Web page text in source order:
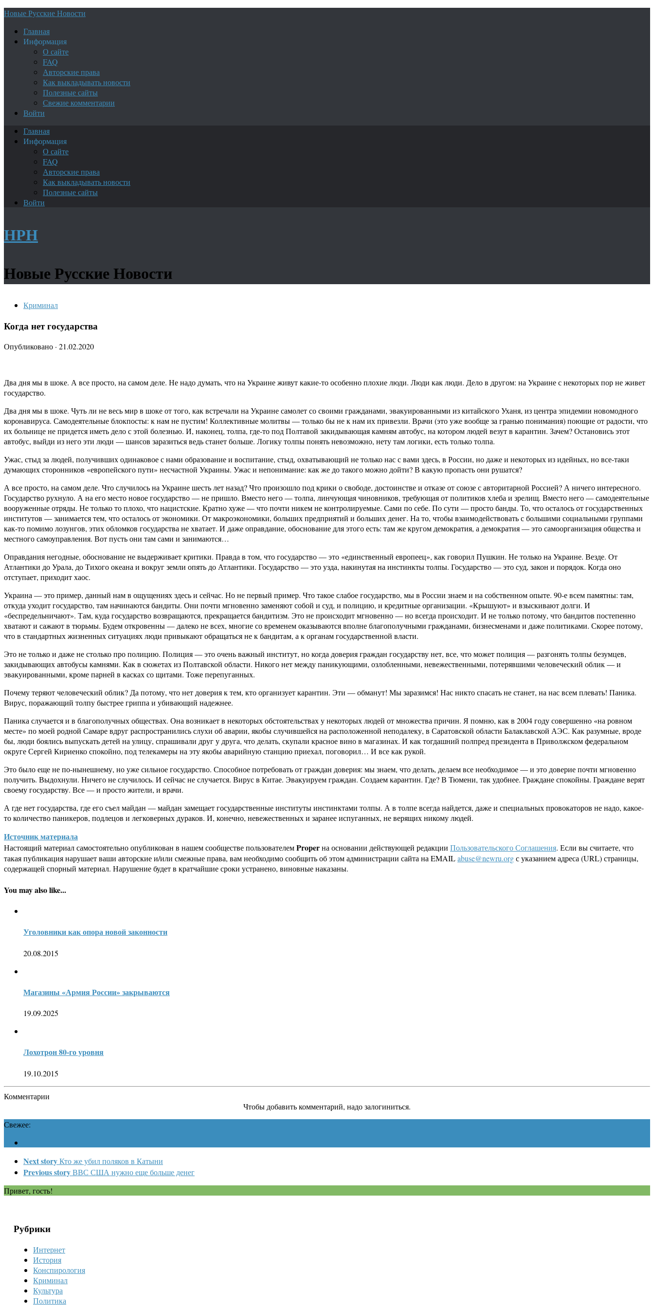
Новые Русские Новости
Главная
Информация
О сайте
FAQ
Авторские права
Как выкладывать новости
Полезные сайты
Свежие комментарии
Войти
Главная
Информация
О сайте
FAQ
Авторские права
Как выкладывать новости
Полезные сайты
Войти
НРН
Новые Русские Новости
Криминал
Когда нет государства
Опубликовано · 21.02.2020
Два дня мы в шоке. А все просто, на самом деле. Не надо думать, что на Украине живут какие-то особенно плохие люди. Люди как люди. Дело в другом: на Украине с некоторых пор не живет
государство.
Два дня мы в шоке. Чуть ли не весь мир в шоке от того, как встречали на Украине самолет со своими гражданами, эвакуированными из китайского Уханя, из центра эпидемии новомодного
коронавируса. Самодеятельные блокпосты: к нам не пустим! Коллективные молитвы — только бы не к нам их привезли. Врачи (это уже вообще за гранью понимания) поющие от радости, что
их больнице не придется иметь дело с этой болезнью. И, наконец, толпа, где-то под Полтавой закидывающая камням автобус, на котором людей везут в карантин. Зачем? Остановись этот
автобус, выйди из него эти люди — шансов заразиться ведь станет больше. Логику толпы понять невозможно, нету там логики, есть только толпа.
Ужас, стыд за людей, получивших одинаковое с нами образование и воспитание, стыд, охватывающий не только нас с вами здесь, в России, но даже и некоторых из идейных, но все-таки
думающих сторонников «европейского пути» несчастной Украины. Ужас и непонимание: как же до такого можно дойти? В какую пропасть они рушатся?
А все просто, на самом деле. Что случилось на Украине шесть лет назад? Что произошло под крики о свободе, достоинстве и отказе от союзе с авторитарной Россией? А ничего интересного.
Государство рухнуло. А на его место новое государство — не пришло. Вместо него — толпа, линчующая чиновников, требующая от политиков хлеба и зрелищ. Вместо него — самодеятельные
вооруженные отряды. Не только то плохо, что нацистские. Кратно хуже — что почти никем не контролируемые. Сами по себе. По сути — просто банды. То, что осталось от государственных
институтов — занимается тем, что осталось от экономики. От макроэкономики, больших предприятий и больших денег. На то, чтобы взаимодействовать с большими социальными группами
как-то помимо лозунгов, этих обломков государства не хватает. И даже оправдание, обоснование для этого есть: там же кругом демократия, а демократия — это самоорганизация общества и
местного самоуправления. Вот пусть они там сами и занимаются…
Оправдания негодные, обоснование не выдерживает критики. Правда в том, что государство — это «единственный европеец», как говорил Пушкин. Не только на Украине. Везде. От
Атлантики до Урала, до Тихого океана и вокруг земли опять до Атлантики. Государство — это узда, накинутая на инстинкты толпы. Государство — это суд, закон и порядок. Когда оно
отступает, приходит хаос.
Украина — это пример, данный нам в ощущениях здесь и сейчас. Но не первый пример. Что такое слабое государство, мы в России знаем и на собственном опыте. 90-е всем памятны: там,
откуда уходит государство, там начинаются бандиты. Они почти мгновенно заменяют собой и суд, и полицию, и кредитные организации. «Крышуют» и взыскивают долги. И
«беспредельничают». Там, куда государство возвращаются, прекращается бандитизм. Это не происходит мгновенно — но всегда происходит. И не только потому, что бандитов постепенно
хватают и сажают в тюрьмы. Будем откровенны — далеко не всех, многие со временем оказываются вполне благополучными гражданами, бизнесменами и даже политиками. Скорее потому,
что в стандартных жизненных ситуациях люди привыкают обращаться не к бандитам, а к органам государственной власти.
Это не только и даже не столько про полицию. Полиция — это очень важный институт, но когда доверия граждан государству нет, все, что может полиция — разгонять толпы безумцев,
закидывающих автобусы камнями. Как в сюжетах из Полтавской области. Никого нет между паникующими, озлобленными, невежественными, потерявшими человеческий облик — и
эвакуированными, кроме парней в касках со щитами. Тоже перепуганных.
Почему теряют человеческий облик? Да потому, что нет доверия к тем, кто организует карантин. Эти — обманут! Мы заразимся! Нас никто спасать не станет, на нас всем плевать! Паника.
Вирус, поражающий толпу быстрее гриппа и убивающий надежнее.
Паника случается и в благополучных обществах. Она возникает в некоторых обстоятельствах у некоторых людей от множества причин. Я помню, как в 2004 году совершенно «на ровном
месте» по моей родной Самаре вдруг распространились слухи об аварии, якобы случившейся на расположенной неподалеку, в Саратовской области Балаклавской АЭС. Как разумные, вроде
бы, люди боялись выпускать детей на улицу, спрашивали друг у друга, что делать, скупали красное вино в магазинах. И как тогдашний полпред президента в Приволжском федеральном
округе Сергей Кириенко спокойно, под телекамеры на эту якобы аварийную станцию приехал, поговорил… И все как рукой.
Это было еще не по-нынешнему, но уже сильное государство. Способное потребовать от граждан доверия: мы знаем, что делать, делаем все необходимое — и это доверие почти мгновенно
получить. Выдохнули. Ничего не случилось. И сейчас не случается. Вирус в Китае. Эвакуируем граждан. Создаем карантин. Где? В Тюмени, так удобнее. Граждане спокойны. Граждане верят
своему государству. Все — и просто жители, и врачи.
А где нет государства, где его съел майдан — майдан замещает государственные институты инстинктами толпы. А в толпе всегда найдется, даже и специальных провокаторов не надо, какое-
то количество паникеров, подлецов и легковерных дураков. И, конечно, невежественных и заранее испуганных, не верящих никому людей.
Источник материала
Настоящий материал самостоятельно опубликован в нашем сообществе пользователемProperна основании действующей редакции Пользовательского Соглашения. Если вы считаете, что
такая публикация нарушает ваши авторские и/или смежные права, вам необходимо сообщить об этом администрации сайта на EMAILabuse@newru.orgс указанием адреса (URL) страницы,
содержащей спорный материал. Нарушение будет в кратчайшие сроки устранено, виновные наказаны.
You may also like...
Уголовники как опора новой законности
20.08.2015
Магазины «Армия России» закрываются
19.09.2025
Лохотрон 80-го уровня
19.10.2015
Комментарии
Чтобы добавить комментарий, надо залогиниться.
Свежее:
Next storyКто же убил поляков в Катыни
Previous storyВВС США нужно еще больше денег
Привет, гость!
Рубрики
Интернет
История
Конспирология
Криминал
Культура
Политика